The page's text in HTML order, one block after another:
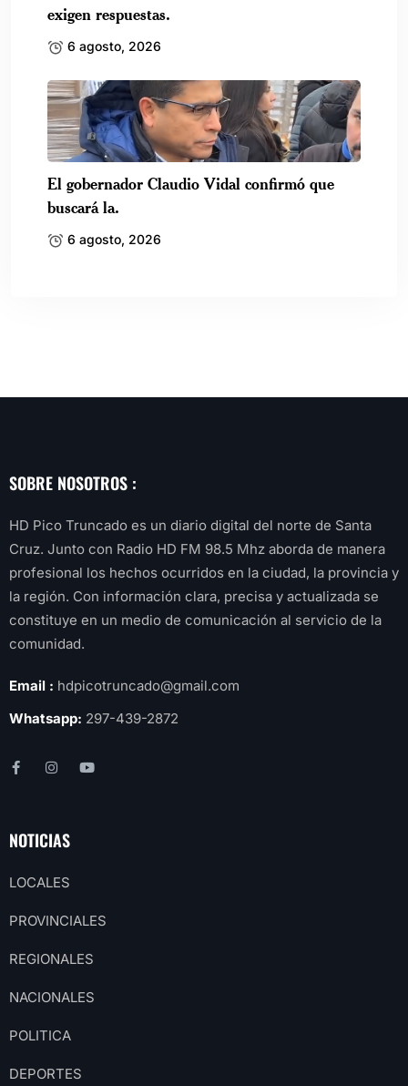
exigen respuestas.
6 agosto, 2026
El gobernador Claudio Vidal confirmó que
buscará la.
6 agosto, 2026
SOBRE NOSOTROS :
HD Pico Truncado es un diario digital del norte de Santa
Cruz. Junto con Radio HD FM 98.5 Mhz aborda de manera
profesional los hechos ocurridos en la ciudad, la provincia y
la región. Con información clara, precisa y actualizada se
constituye en un medio de comunicación al servicio de la
comunidad.
Email : hdpicotruncado@gmail.com
Whatsapp: 297-439-2872
NOTICIAS
LOCALES
PROVINCIALES
REGIONALES
NACIONALES
POLITICA
DEPORTES